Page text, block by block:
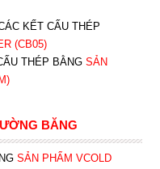
KẾT CẤU THÉP
(CB05)
THÉP BẰNG SẢN
BĂNG
SẢN PHẨM VCOLD